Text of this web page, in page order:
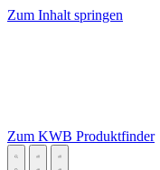
Zum Inhalt springen
Zum KWB Produktfinder